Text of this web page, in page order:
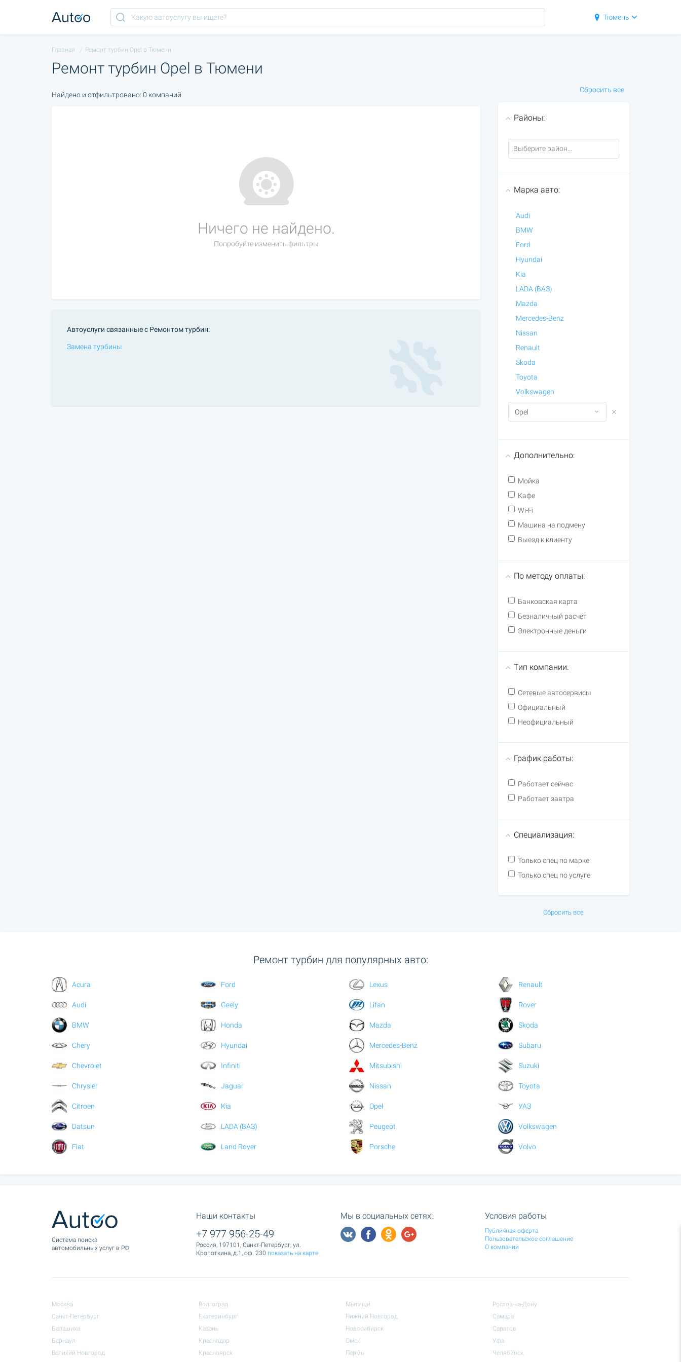
Тюмень
Главная Ремонт турбин Opel в Тюмени
Ремонт турбин Opel в Тюмени
Найдено и отфильтровано: 0 компаний
Ничего не найдено.
Попробуйте изменить фильтры
Автоуслуги связанные с Ремонтом турбин:
Замена турбины
Сбросить все
Районы:
Марка авто:
Audi
BMW
Ford
Hyundai
Kia
LADA (ВАЗ)
Mazda
Mercedes-Benz
Nissan
Renault
Skoda
Toyota
Volkswagen
Дополнительно:
Мойка
Кафе
Wi-Fi
Машина на подмену
Выезд к клиенту
По методу оплаты:
Банковская карта
Безналичный расчёт
Электронные деньги
Тип компании:
Сетевые автосервисы
Официальный
Неофициальный
График работы:
Работает сейчас
Работает завтра
Специализация:
Только спец по марке
Только спец по услуге
Сбросить все
Ремонт турбин для популярных авто:
Acura
Audi
BMW
Chery
Chevrolet
Chrysler
Citroen
Datsun
Fiat
Ford
Geely
Honda
Hyundai
Infiniti
Jaguar
Kia
LADA (ВАЗ)
Land Rover
Lexus
Lifan
Mazda
Mercedes-Benz
Mitsubishi
Nissan
Opel
Peugeot
Porsche
Renault
Rover
Skoda
Subaru
Suzuki
Toyota
УАЗ
Volkswagen
Volvo
Cистема поиска
автомобильных услуг в РФ
Наши контакты
+7 977 956-25-49
Россия, 197101, Санкт-Петербург, ул.
Кропоткина, д.1, оф. 230 показать на карте
Мы в социальных сетях: Условия работы
Публичная оферта
Пользовательское соглашение
О компании
Москва
Санкт-Петербург
Балашиха
Барнаул
Великий Новгород
Волгоград
Екатеринбург
Казань
Краснодар
Красноярск
Мытищи
Нижний Новгород
Новосибирск
Омск
Пермь
Ростов-на-Дону
Самара
Саратов
Уфа
Челябинск